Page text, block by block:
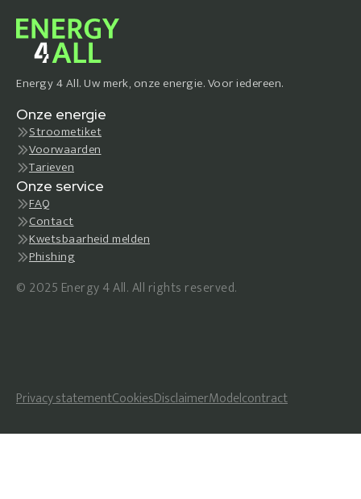
Energy 4 All. Uw merk, onze energie. Voor iedereen.
Onze energie
Stroometiket
Voorwaarden
Tarieven
Onze service
FAQ
Contact
Kwetsbaarheid melden
Phishing
© 2025 Energy 4 All. All rights reserved.
Privacy statementCookiesDisclaimerModelcontract